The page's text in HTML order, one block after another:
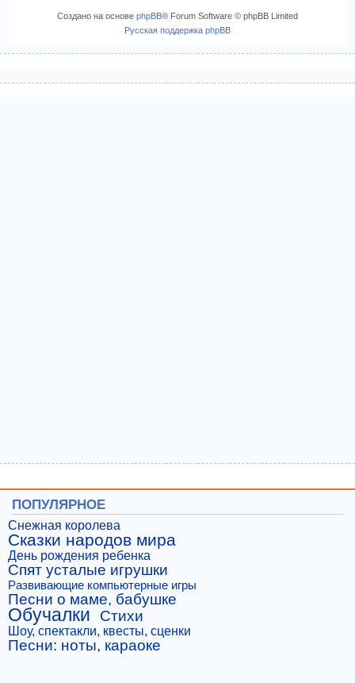
Создано на основе phpBB® Forum Software © phpBB Limited
Русская поддержка phpBB
ПОПУЛЯРНОЕ
Снежная королева
Сказки народов мира
День рождения ребенка
Спят усталые игрушки
Развивающие компьютерные игры
Песни о маме, бабушке
Обучалки Стихи
Шоу, спектакли, квесты, сценки
Песни: ноты, караоке